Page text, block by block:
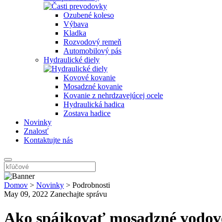
Ozubené koleso
Výbava
Kladka
Rozvodový remeň
Automobilový pás
Hydraulické diely
Kovové kovanie
Mosadzné kovanie
Kovanie z nehrdzavejúcej ocele
Hydraulická hadica
Zostava hadice
Novinky
Znalosť
Kontaktujte nás
Domov > Novinky > Podrobnosti
May 09, 2022 Zanechajte správu
Ako spájkovať mosadzné